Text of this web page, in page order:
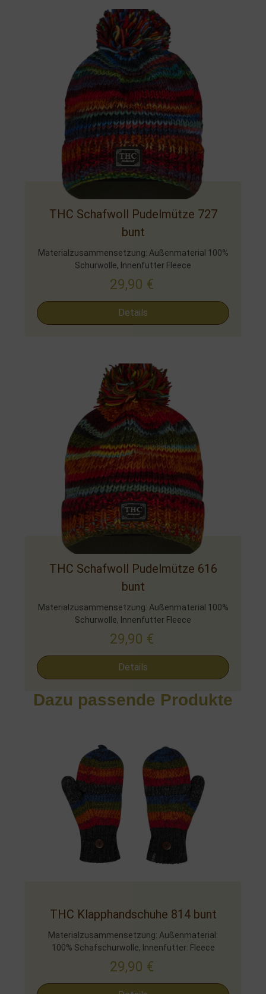
THC Schafwoll Pudelmütze 727
bunt
Materialzusammensetzung: Außenmaterial 100%
Schurwolle, Innenfutter Fleece
29,90 €
Details
THC Schafwoll Pudelmütze 616
bunt
Materialzusammensetzung: Außenmaterial 100%
Schurwolle, Innenfutter Fleece
29,90 €
Details
Dazu passende Produkte
THC Klapphandschuhe 814 bunt
Materialzusammensetzung: Außenmaterial:
100% Schafschurwolle, Innenfutter: Fleece
29,90 €